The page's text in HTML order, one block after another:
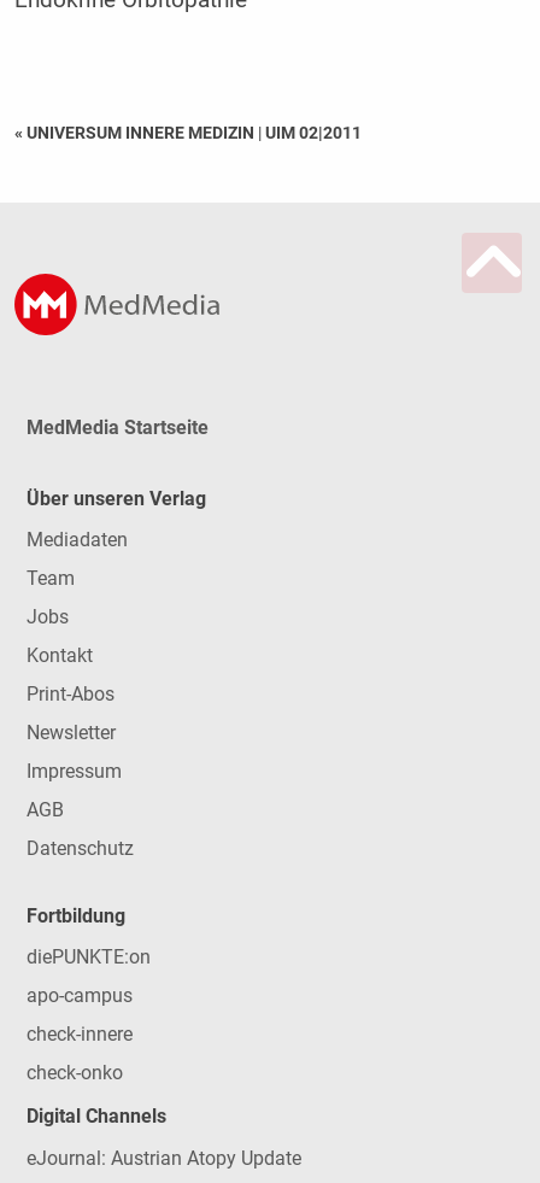
« UNIVERSUM INNERE MEDIZIN |UIM 02|2011
MedMedia Startseite
Über unseren Verlag
Mediadaten
Team
Jobs
Kontakt
Print-Abos
Newsletter
Impressum
AGB
Datenschutz
Fortbildung
diePUNKTE:on
apo-campus
check-innere
check-onko
Digital Channels
eJournal: Austrian Atopy Update